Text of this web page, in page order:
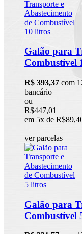
Galão para
Combustível
R$ 393,37 com
bancário
ou
R$447,01
em 5x de
ver parcelas
Galão para
Combustível